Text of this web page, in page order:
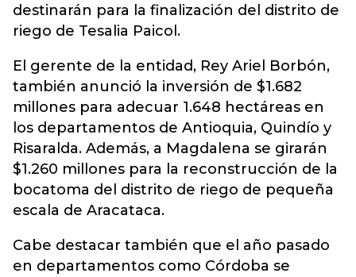
destinarán para la finalización del distrito de
riego de Tesalia Paicol.
El gerente de la entidad, Rey Ariel Borbón,
también anunció la inversión de $1.682
millones para adecuar 1.648 hectáreas en
los departamentos de Antioquia, Quindío y
Risaralda. Además, a Magdalena se girarán
$1.260 millones para la reconstrucción de la
bocatoma del distrito de riego de pequeña
escala de Aracataca.
Cabe destacar también que el año pasado
en departamentos como Córdoba se